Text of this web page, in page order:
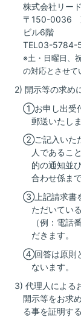
株式会社リー
〒150-0036
ビル6階
TEL03-5784-
※土・日曜日、
の対応とさせて
2) 開示等の求め
①お申し出受
郵送いたしま
②ご記入いた
人であるこ
的の通知並
合わせ係ま
③上記請求書
ただいてい
（例：電話
だきます。
④回答は原則
ないます。
3) 代理人による
開示等をお求
る事を証明す